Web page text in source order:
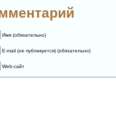
Имя (обязательно)
E-mail (не публикуется) (обязательно)
Web-сайт